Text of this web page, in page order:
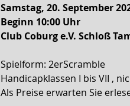
Samstag, 20. September
Beginn 10:00 Uhr
Club Coburg e.V. Schloß
Spielform: 2erScramble
Handicapklassen I bis VII ,
Als Preise erwarten Sie